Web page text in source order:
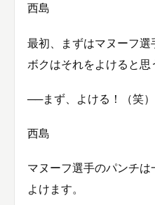
西島
最初、まずはマヌーフ選
ボクはそれをよけると思
──まず、よける！（笑
西島
マヌーフ選手のパンチ
よけます。